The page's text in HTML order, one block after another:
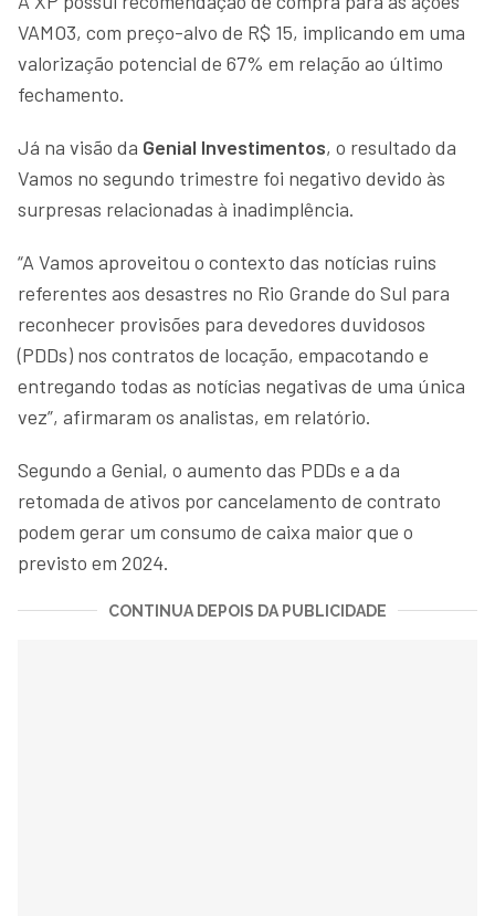
VAMO3, com preço-alvo de R$ 15, implicando em uma
valorização potencial de 67% em relação ao último
fechamento.
Já na visão da Genial Investimentos, o resultado da
Vamos no segundo trimestre foi negativo devido às
surpresas relacionadas à inadimplência.
“A Vamos aproveitou o contexto das notícias ruins
referentes aos desastres no Rio Grande do Sul para
reconhecer provisões para devedores duvidosos
(PDDs) nos contratos de locação, empacotando e
entregando todas as notícias negativas de uma única
vez”, afirmaram os analistas, em relatório.
Segundo a Genial, o aumento das PDDs e a da
retomada de ativos por cancelamento de contrato
podem gerar um consumo de caixa maior que o
previsto em 2024.
CONTINUA DEPOIS DA PUBLICIDADE